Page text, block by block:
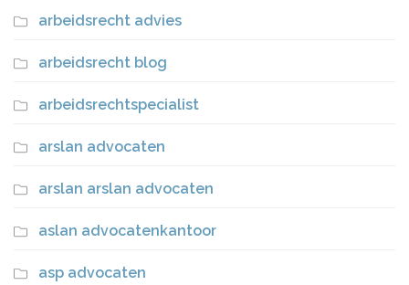
arbeidsrecht advies
arbeidsrecht blog
arbeidsrechtspecialist
arslan advocaten
arslan arslan advocaten
aslan advocatenkantoor
asp advocaten